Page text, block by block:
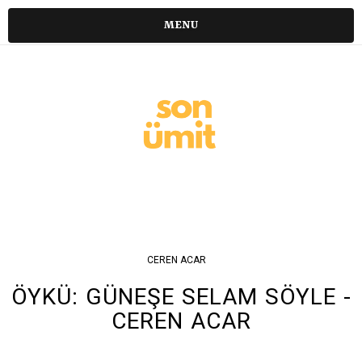
MENU
CEREN ACAR
ÖYKÜ: GÜNEŞE SELAM SÖYLE -
CEREN ACAR